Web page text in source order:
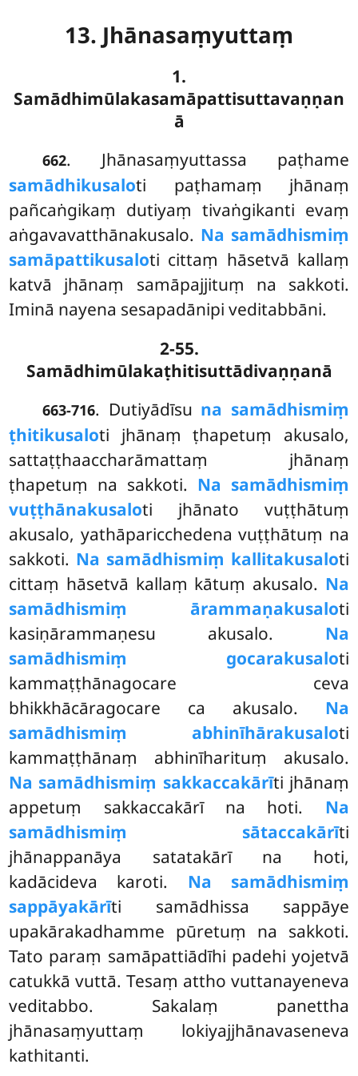
13. Jhānasaṃyuttaṃ
1.
Samādhimūlakasamāpattisuttavaṇṇan
ā
662. Jhānasaṃyuttassa paṭhame
samādhikusaloti paṭhamaṃ jhānaṃ
pañcaṅgikaṃ dutiyaṃ tivaṅgikanti evaṃ
aṅgavavatthānakusalo. Na samādhismiṃ
samāpattikusaloti cittaṃ hāsetvā kallaṃ
katvā jhānaṃ samāpajjituṃ na sakkoti.
Iminā nayena sesapadānipi veditabbāni.
2-55.
Samādhimūlakaṭhitisuttādivaṇṇanā
663-716. Dutiyādīsu na samādhismiṃ
ṭhitikusaloti jhānaṃ ṭhapetuṃ akusalo,
sattaṭṭhaaccharāmattaṃ jhānaṃ
ṭhapetuṃ na sakkoti. Na samādhismiṃ
vuṭṭhānakusaloti jhānato vuṭṭhātuṃ
akusalo, yathāparicchedena vuṭṭhātuṃ na
sakkoti. Na samādhismiṃ kallitakusaloti
cittaṃ hāsetvā kallaṃ kātuṃ akusalo. Na
samādhismiṃ ārammaṇakusaloti
kasiṇārammaṇesu akusalo. Na
samādhismiṃ gocarakusaloti
kammaṭṭhānagocare ceva
bhikkhācāragocare ca akusalo. Na
samādhismiṃ abhinīhārakusaloti
kammaṭṭhānaṃ abhinīharituṃ akusalo.
Na samādhismiṃ sakkaccakārīti jhānaṃ
appetuṃ sakkaccakārī na hoti. Na
samādhismiṃ sātaccakārīti
jhānappanāya satatakārī na hoti,
kadācideva karoti. Na samādhismiṃ
sappāyakārīti samādhissa sappāye
upakārakadhamme pūretuṃ na sakkoti.
Tato paraṃ samāpattiādīhi padehi yojetvā
catukkā vuttā. Tesaṃ attho vuttanayeneva
veditabbo. Sakalaṃ panettha
jhānasaṃyuttaṃ lokiyajjhānavaseneva
kathitanti.